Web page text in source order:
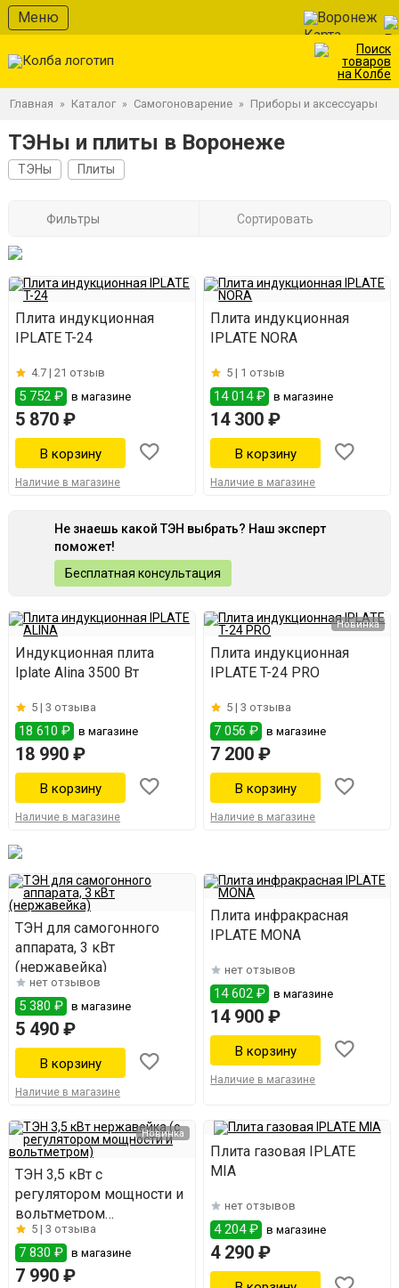
Меню Воронеж
Главная » Каталог » Самогоноварение » Приборы и аксессуары
ТЭНы и плиты в Воронеже
ТЭНы Плиты
Фильтры Сортировать
Плита индукционная
IPLATE T-24
4.7 | 21 отзыв
5 752 ₽ в магазине
5 870 ₽
Наличие в магазине
Плита индукционная
IPLATE NORA
5 | 1 отзыв
14 014 ₽ в магазине
14 300 ₽
Наличие в магазине
Не знаешь какой ТЭН выбрать? Наш эксперт
поможет!
Бесплатная консультация
Индукционная плита
Iplate Alina 3500 Вт
5 | 3 отзыва
18 610 ₽ в магазине
18 990 ₽
Наличие в магазине
Новинка
Плита индукционная
IPLATE T-24 PRO
5 |3 отзыва
7 056 ₽ в магазине
7 200 ₽
Наличие в магазине
ТЭН для самогонного
аппарата, 3 кВт
(нержавейка)
нет отзывов
5 380 ₽ в магазине
5 490 ₽
Наличие в магазине
Плита инфракрасная
IPLATE MONA
нет отзывов
14 602 ₽ в магазине
14 900 ₽
Наличие в магазине
Новинка
ТЭН 3,5 кВт с
регулятором мощности и
вольтметром
(нержавейка)
5 | 3 отзыва
7 830 ₽ в магазине
7 990 ₽
Плита газовая IPLATE
MIA
нет отзывов
4 204 ₽ в магазине
4 290 ₽